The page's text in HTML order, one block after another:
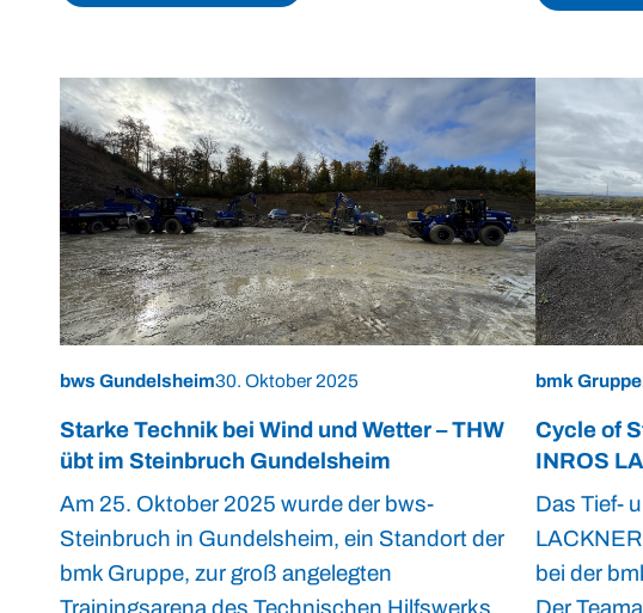
bws Gundelsheim30. Oktober 2025
Starke Technik bei Wind und Wetter – THW
übt im Steinbruch Gundelsheim
Am 25. Oktober 2025 wurde der bws-
Steinbruch in Gundelsheim, ein Standort der
bmk Gruppe, zur groß angelegten
bmk Gruppe
Cycle of
INROS
Das Tief-
bei der